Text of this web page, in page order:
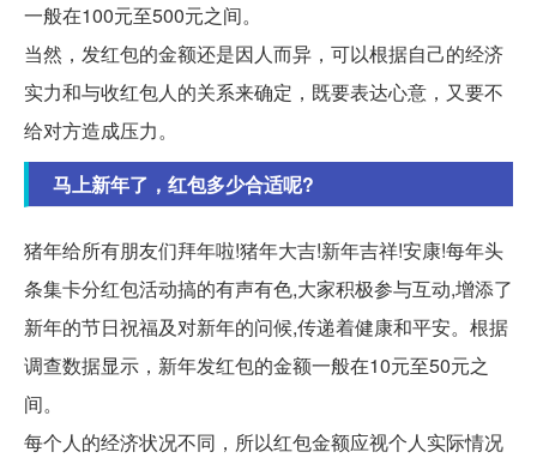
一般在100元至500元之间。
当然，发红包的金额还是因人而异，可以根据自己的经济
实力和与收红包人的关系来确定，既要表达心意，又要不
给对方造成压力。
马上新年了，红包多少合适呢?
猪年给所有朋友们拜年啦!猪年大吉!新年吉祥!安康!每年头
条集卡分红包活动搞的有声有色,大家积极参与互动,增添了
新年的节日祝福及对新年的问候,传递着健康和平安。根据
调查数据显示，新年发红包的金额一般在10元至50元之
间。
每个人的经济状况不同，所以红包金额应视个人实际情况